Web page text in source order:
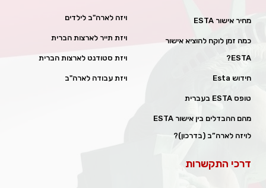
מחיר אישור ESTA
כמה זמן לוקח להוציא אישור
ESTA?
חידוש Esta
טופס ESTA בעברית
מהם ההבדלים בין אישור ESTA
לויזה לארה”ב (בדרכון)?
ויזה לארה"ב לילדים
ויזת תייר לארצות הברית
ויזת סטודנט לארצות הברית
ויזת עבודה לארה"ב
דרכי התקשרות